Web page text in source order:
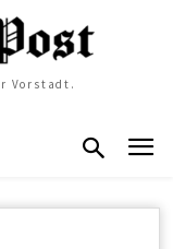
Vorstadt.